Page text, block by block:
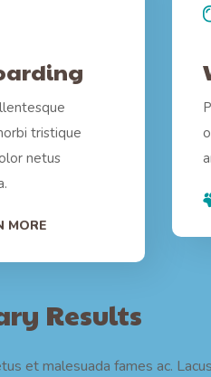
tristique
netus
MORE
Results
et malesuada fames ac.